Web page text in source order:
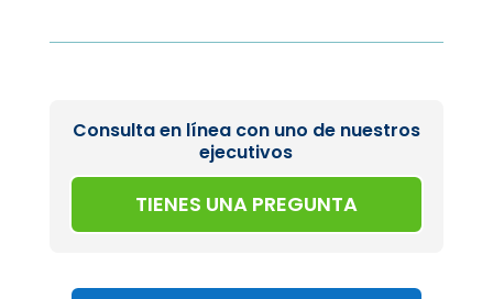
Consulta en línea con uno de nuestros
ejecutivos
TIENES UNA PREGUNTA